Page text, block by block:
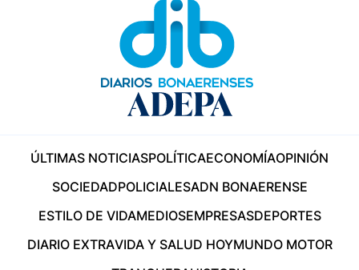
ÚLTIMAS NOTICIASPOLÍTICAECONOMÍAOPINIÓN
SOCIEDADPOLICIALESADN BONAERENSE
ESTILO DE VIDAMEDIOSEMPRESASDEPORTES
DIARIO EXTRAVIDA Y SALUD HOYMUNDO MOTOR